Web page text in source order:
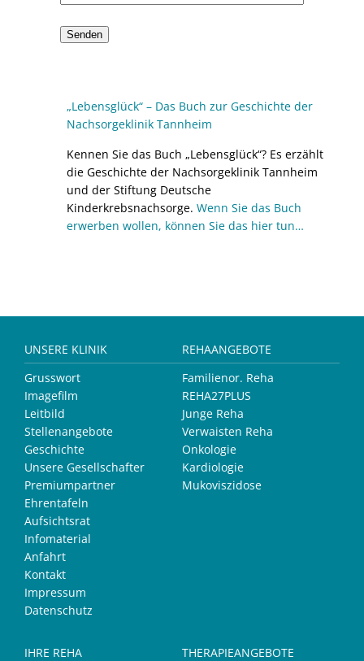
„Lebensglück“ – Das Buch zur Geschichte der
Nachsorgeklinik Tannheim
Kennen Sie das Buch „Lebensglück“? Es erzählt
die Geschichte der Nachsorgeklinik Tannheim
und der Stiftung Deutsche
Kinderkrebsnachsorge. Wenn Sie das Buch
erwerben wollen, können Sie das hier tun…
UNSERE KLINIK
Grusswort
Imagefilm
Leitbild
Stellenangebote
Geschichte
Unsere Gesellschafter
Premiumpartner
Ehrentafeln
Aufsichtsrat
Infomaterial
Anfahrt
Kontakt
Impressum
Datenschutz
REHAANGEBOTE
Familienor. Reha
REHA27PLUS
Junge Reha
Verwaisten Reha
Onkologie
Kardiologie
Mukoviszidose
IHRE REHA
THERAPIEANGEBOTE